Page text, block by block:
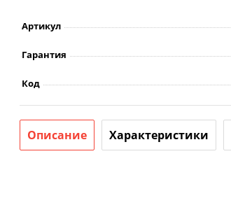
Артикул
Гарантия
Код
Описание Характеристики